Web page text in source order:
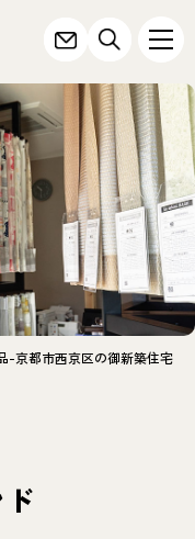
-京都市西京区の御新築住宅